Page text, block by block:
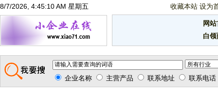
8/7/2026, 4:45:10 AM 星期五 收藏本站 设为
网
白
企业名称 主营产品 联系地址 联系电话